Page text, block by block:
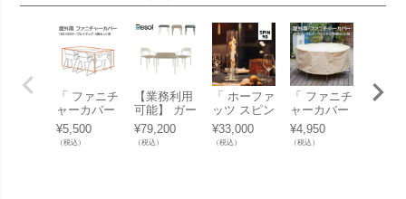
「 ファニチ
ャーカバー
160×90テー
ブル＋4チ
ェア用 」
¥5,500
（税込）
【業務利用
可能】 ガー
デンチェア
＆ガーデン
テーブルセ
¥79,200
（税込）
「 ホーファ
ッツ スピン
90 （ hoefa
ts SPIN 90
）テーブル
¥33,000
（税込）
「 ファニチ
ャーカバー
φ110サーク
ルテーブル
＋4チェア
¥4,950
（税込）
【業